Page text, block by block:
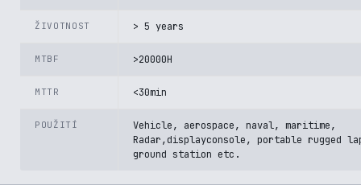
ŽIVOTNOST > 5 years
MTBF >20000H
MTTR <30min
POUŽITÍ
Vehicle, aerospace, naval, maritime,
Radar,displayconsole, portable rugged
ground station etc.